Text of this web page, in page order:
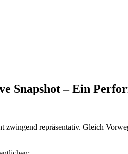
Snapshot – Ein
repräsentativ. Gleich